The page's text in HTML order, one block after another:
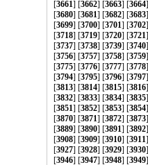
[3661] [3662] [3663] [3664
[3680] [3681] [3682] [3683
[3699] [3700] [3701] [3702
[3718] [3719] [3720] [3721
[3737] [3738] [3739] [3740
[3756] [3757] [3758] [3759
[3775] [3776] [3777] [3778
[3794] [3795] [3796] [3797
[3813] [3814] [3815] [3816
[3832] [3833] [3834] [3835
[3851] [3852] [3853] [3854
[3870] [3871] [3872] [3873
[3889] [3890] [3891] [3892
[3908] [3909] [3910] [3911
[3927] [3928] [3929] [3930
[3946] [3947] [3948] [3949